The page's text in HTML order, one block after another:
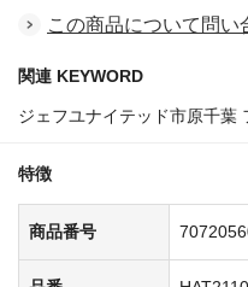
この商品について問い
関連 KEYWORD
ジェフユナイテッド市原千葉
特徴
商品番号